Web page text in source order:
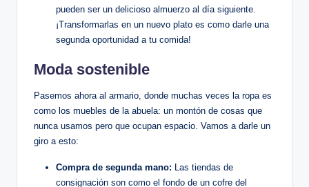
pueden ser un delicioso almuerzo al día siguiente.
¡Transformarlas en un nuevo plato es como darle una
segunda oportunidad a tu comida!
Moda sostenible
Pasemos ahora al armario, donde muchas veces la ropa es
como los muebles de la abuela: un montón de cosas que
nunca usamos pero que ocupan espacio. Vamos a darle un
giro a esto:
Compra de segunda mano: Las tiendas de
consignación son como el fondo de un cofre del